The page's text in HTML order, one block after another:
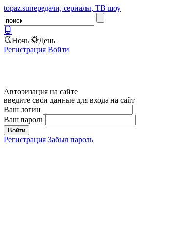
topaz.suпередачи, сериалы, ТВ шоу
Ночь
День
Регистрация Войти
Авторизация на сайте
введите свои данные для входа на сайт
Ваш логин
Ваш пароль
Регистрация Забыл пароль